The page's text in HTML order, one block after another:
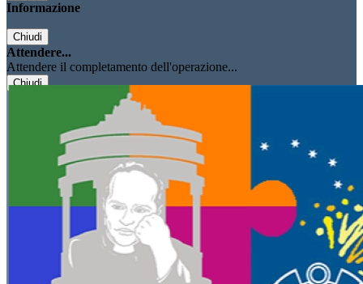
Informazione
Chiudi
Attendere...
Attendere il completamento dell'operazione...
Chiudi